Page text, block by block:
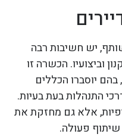
יש חשיבות רבה
וביצועיו. הכשרה זו
יוסברו הכללים
התנהלות בעת בעיות.
אלא גם מחזקת את
פעולה.